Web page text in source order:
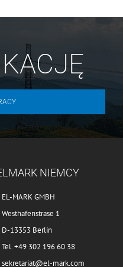
NIEMCY
EL-MARK GMBH
Westhafenstrase 1
D-13353 Berlin
Tel. +49 302 196 60 38
sekretariat@el-mark.com